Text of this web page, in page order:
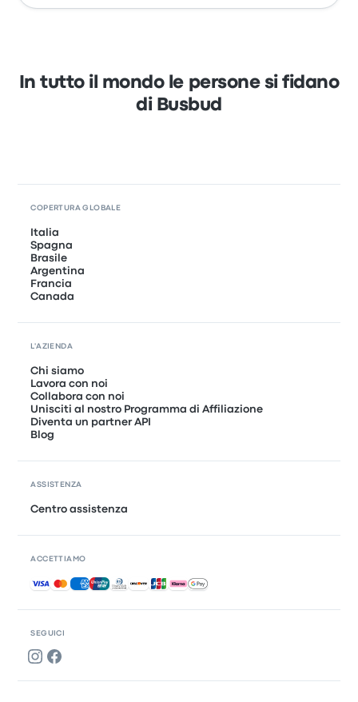
In tutto il mondo le persone si fidano
di Busbud
SEGUICI
COPERTURA GLOBALE
Italia
Spagna
Brasile
Argentina
Francia
Canada
L'AZIENDA
Chi siamo
Lavora con noi
Collabora con noi
Unisciti al nostro Programma di Affiliazione
Diventa un partner API
Blog
ASSISTENZA
Centro assistenza
ACCETTIAMO
Pagamenti accettati